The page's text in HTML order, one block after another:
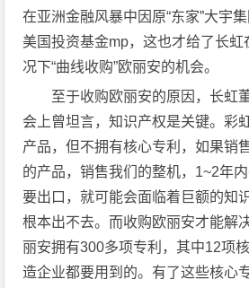
在亚洲金融风暴中因原“东家”大宇
美国投资基金mp，这也才给了长
况下“曲线收购”欧丽安的机会。
至于收购欧丽安的原因，长虹
会上曾坦言，知识产权是关键。彩
产品，但不拥有核心专利，如果销
的产品，销售我们的整机，1~2年
要出口，就可能会面临着巨额的
根本出不去。而收购欧丽安才能解
丽安拥有300多项专利，其中12项
造企业都要用到的。有了这些核心